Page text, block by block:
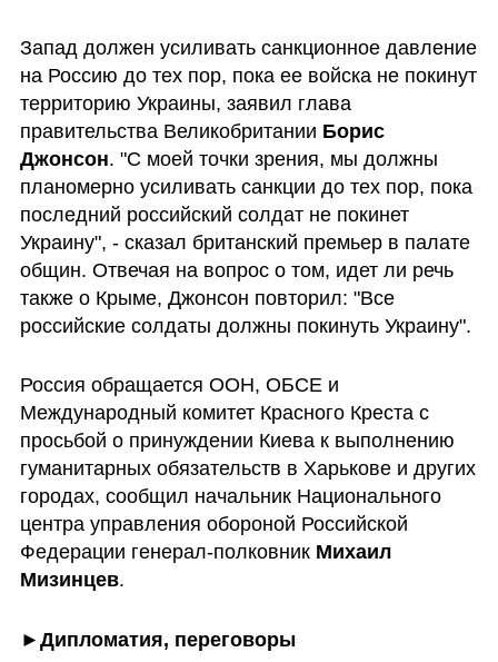
Запад должен усиливать санкционное давление
на Россию до тех пор, пока ее войска не покинут
территорию Украины, заявил глава
правительства Великобритании Борис
Джонсон. "С моей точки зрения, мы должны
планомерно усиливать санкции до тех пор, пока
последний российский солдат не покинет
Украину", - сказал британский премьер в палате
общин. Отвечая на вопрос о том, идет ли речь
также о Крыме, Джонсон повторил: "Все
российские солдаты должны покинуть Украину".
Россия обращается ООН, ОБСЕ и
Международный комитет Красного Креста с
просьбой о принуждении Киева к выполнению
гуманитарных обязательств в Харькове и других
городах, сообщил начальник Национального
центра управления обороной Российской
Федерации генерал-полковник Михаил
Мизинцев.
► Дипломатия, переговоры